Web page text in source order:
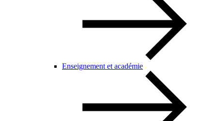
Enseignement et académie